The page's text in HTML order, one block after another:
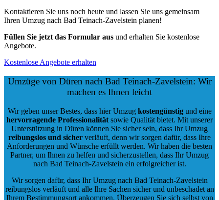
Kontaktieren Sie uns noch heute und lassen Sie uns gemeinsam
Ihren Umzug nach Bad Teinach-Zavelstein planen!
Füllen Sie jetzt das Formular aus und erhalten Sie kostenlose
Angebote.
Kostenlose Angebote erhalten
Umzüge von Düren nach Bad Teinach-Zavelstein: Wir
machen es Ihnen leicht
Wir geben unser Bestes, dass hier Umzug kostengünstigund eine
hervorragende Professionalität sowie Qualität bietet. Mit unserer
Unterstützung in Düren können Sie sicher sein, dass Ihr Umzug
reibungslos und sicher verläuft, denn wir sorgen dafür, dass Ihre
Anforderungen und Wünsche erfüllt werden. Wir haben die besten
Partner, um Ihnen zu helfen und sicherzustellen, dass Ihr Umzug
nach Bad Teinach-Zavelstein ein erfolgreicher ist.
Wir sorgen dafür, dass Ihr Umzug nach Bad Teinach-Zavelstein
reibungslos verläuft und alle Ihre Sachen sicher und unbeschadet an
Ihrem Bestimmungsort ankommen. Überzeugen Sie sich selbst von